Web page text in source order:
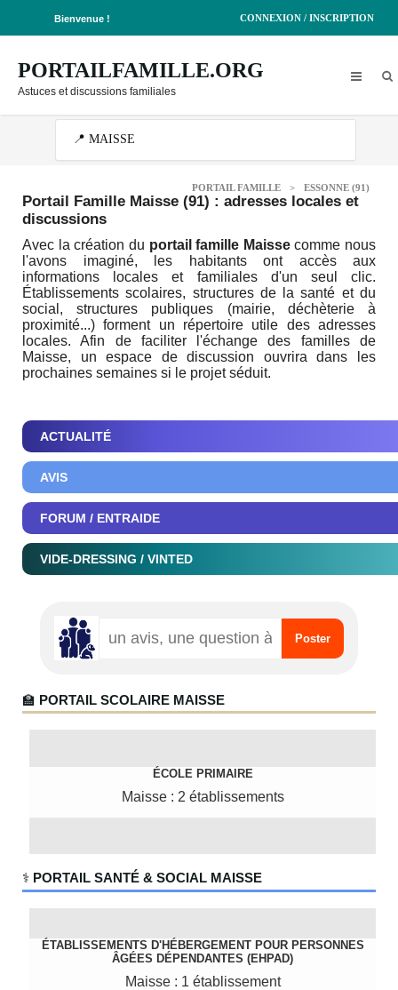
Bienvenue ! CONNEXION / INSCRIPTION
PORTAILFAMILLE.ORG
Astuces et discussions familiales
PORTAIL FAMILLE > ESSONNE (91)
Portail Famille Maisse (91) : adresses locales et
discussions
Avec la création du portail famille Maissecomme nous
l'avons imaginé, les habitants ont accès aux
informations locales et familiales d'un seul clic.
Établissements scolaires, structures de la santé et du
social, structures publiques (mairie, déchèterie à
proximité...) forment un répertoire utile des adresses
locales. Afin de faciliter l'échange des familles de
Maisse, un espace de discussion ouvrira dans les
prochaines semaines si le projet séduit.
ACTUALITÉ
AVIS
FORUM / ENTRAIDE
VIDE-DRESSING / VINTED
🏫 PORTAIL SCOLAIRE MAISSE
ÉCOLE PRIMAIRE
Maisse : 2 établissements
‍⚕️ PORTAIL SANTÉ & SOCIAL MAISSE
ÉTABLISSEMENTS D'HÉBERGEMENT POUR PERSONNES
ÂGÉES DÉPENDANTES (EHPAD)
Maisse : 1 établissement